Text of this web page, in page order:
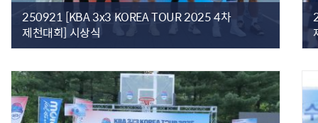
250921 [KBA 3x3 KOREA TOUR 2025 4차
제천대회] 시상식